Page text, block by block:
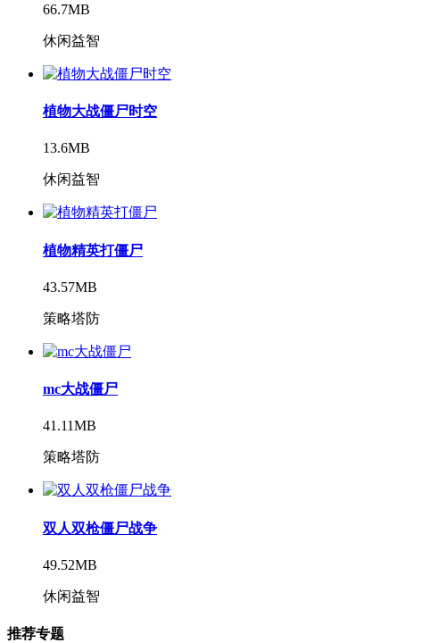
66.7MB
休闲益智
植物大战僵尸时空
13.6MB
休闲益智
植物精英打僵尸
43.57MB
策略塔防
mc大战僵尸
41.11MB
策略塔防
双人双枪僵尸战争
49.52MB
休闲益智
推荐专题